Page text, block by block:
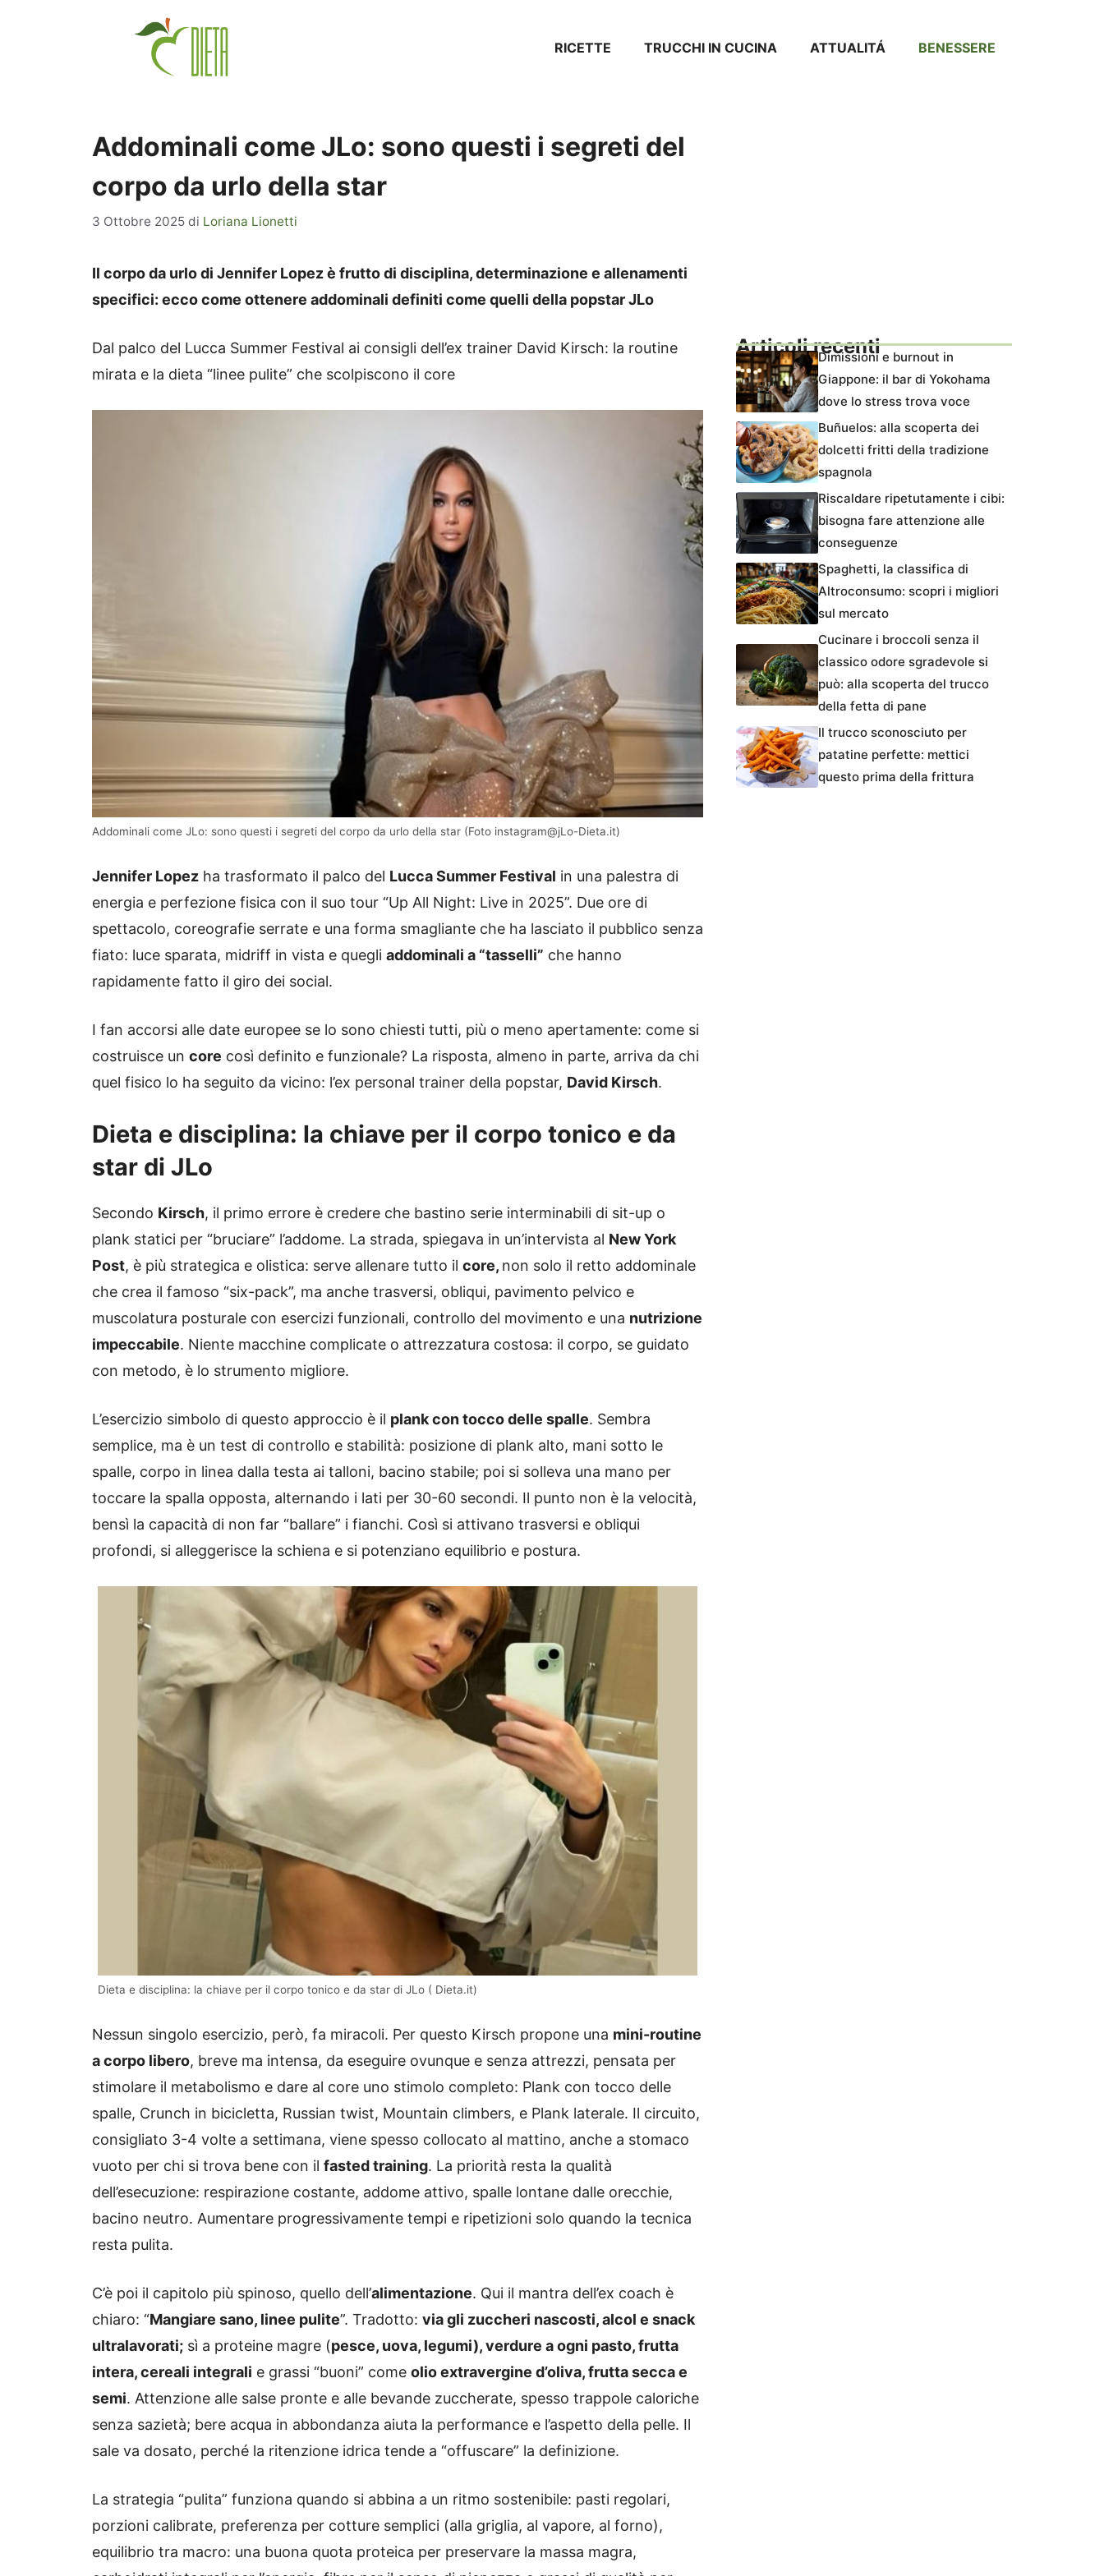
RICETTE TRUCCHI IN CUCINA ATTUALITÁ BENESSERE
Addominali come JLo: sono questi i segreti del
corpo da urlo della star
3 Ottobre 2025 di Loriana Lionetti
Il corpo da urlo di Jennifer Lopez è frutto di disciplina, determinazione e allenamenti
specifici: ecco come ottenere addominali definiti come quelli della popstar JLo
Dal palco del Lucca Summer Festival ai consigli dell’ex trainer David Kirsch: la routine
mirata e la dieta “linee pulite” che scolpiscono il core
Addominali come JLo: sono questi i segreti del corpo da urlo della star (Foto instagram@jLo-Dieta.it)
Jennifer Lopez ha trasformato il palco del Lucca Summer Festival in una palestra di
energia e perfezione fisica con il suo tour “Up All Night: Live in 2025”. Due ore di
spettacolo, coreografie serrate e una forma smagliante che ha lasciato il pubblico senza
fiato: luce sparata, midriff in vista e quegli addominali a “tasselli” che hanno
rapidamente fatto il giro dei social.
I fan accorsi alle date europee se lo sono chiesti tutti, più o meno apertamente: come si
costruisce un core così definito e funzionale? La risposta, almeno in parte, arriva da chi
quel fisico lo ha seguito da vicino: l’ex personal trainer della popstar, David Kirsch.
Dieta e disciplina: la chiave per il corpo tonico e da
star di JLo
Secondo Kirsch, il primo errore è credere che bastino serie interminabili di sit-up o
plank statici per “bruciare” l’addome. La strada, spiegava in un’intervista al New York
Post, è più strategica e olistica: serve allenare tutto il core, non solo il retto addominale
che crea il famoso “six-pack”, ma anche trasversi, obliqui, pavimento pelvico e
muscolatura posturale con esercizi funzionali, controllo del movimento e una nutrizione
impeccabile. Niente macchine complicate o attrezzatura costosa: il corpo, se guidato
con metodo, è lo strumento migliore.
L’esercizio simbolo di questo approccio è il plank con tocco delle spalle. Sembra
semplice, ma è un test di controllo e stabilità: posizione di plank alto, mani sotto le
spalle, corpo in linea dalla testa ai talloni, bacino stabile; poi si solleva una mano per
toccare la spalla opposta, alternando i lati per 30-60 secondi. Il punto non è la velocità,
bensì la capacità di non far “ballare” i fianchi. Così si attivano trasversi e obliqui
profondi, si alleggerisce la schiena e si potenziano equilibrio e postura.
Dieta e disciplina: la chiave per il corpo tonico e da star di JLo ( Dieta.it)
Nessun singolo esercizio, però, fa miracoli. Per questo Kirsch propone una mini-routine
a corpo libero, breve ma intensa, da eseguire ovunque e senza attrezzi, pensata per
stimolare il metabolismo e dare al core uno stimolo completo: Plank con tocco delle
spalle, Crunch in bicicletta, Russian twist, Mountain climbers, e Plank laterale. Il circuito,
consigliato 3-4 volte a settimana, viene spesso collocato al mattino, anche a stomaco
vuoto per chi si trova bene con il fasted training. La priorità resta la qualità
dell’esecuzione: respirazione costante, addome attivo, spalle lontane dalle orecchie,
bacino neutro. Aumentare progressivamente tempi e ripetizioni solo quando la tecnica
resta pulita.
C’è poi il capitolo più spinoso, quello dell’alimentazione. Qui il mantra dell’ex coach è
chiaro: “Mangiare sano, linee pulite”. Tradotto: via gli zuccheri nascosti, alcol e snack
ultralavorati; sì a proteine magre (pesce, uova, legumi), verdure a ogni pasto, frutta
intera, cereali integrali e grassi “buoni” come olio extravergine d’oliva, frutta secca e
semi. Attenzione alle salse pronte e alle bevande zuccherate, spesso trappole caloriche
senza sazietà; bere acqua in abbondanza aiuta la performance e l’aspetto della pelle. Il
sale va dosato, perché la ritenzione idrica tende a “offuscare” la definizione.
La strategia “pulita” funziona quando si abbina a un ritmo sostenibile: pasti regolari,
porzioni calibrate, preferenza per cotture semplici (alla griglia, al vapore, al forno),
equilibrio tra macro: una buona quota proteica per preservare la massa magra,
Articoli recentiDimissioni e burnout in
Giappone: il bar di Yokohama
dove lo stress trova voce
Buñuelos: alla scoperta dei
dolcetti fritti della tradizione
spagnola
Riscaldare ripetutamente i cibi:
bisogna fare attenzione alle
conseguenze
Spaghetti, la classifica di
Altroconsumo: scopri i migliori
sul mercato
Cucinare i broccoli senza il
classico odore sgradevole si
può: alla scoperta del trucco
della fetta di pane
Il trucco sconosciuto per
patatine perfette: mettici
questo prima della frittura